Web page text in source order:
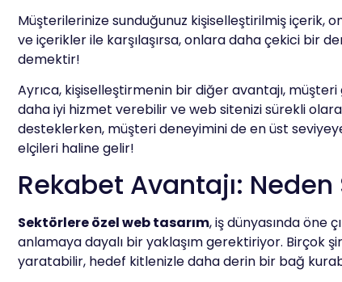
Müşterilerinize sunduğunuz kişiselleştirilmiş içerik,
ve içerikler ile karşılaşırsa, onlara daha çekici bir
demektir!
Ayrıca, kişiselleştirmenin bir diğer avantajı,
daha iyi hizmet verebilir ve web sitenizi sürekli
desteklerken, müşteri deneyimini de en üst
elçileri haline gelir!
Rekabet Avantajı:
Sektörlere özel web tasarım, iş dünyasında öne
anlamaya dayalı bir yaklaşım gerektiriyor. Birçok
yaratabilir, hedef kitlenizle daha derin bir bağ